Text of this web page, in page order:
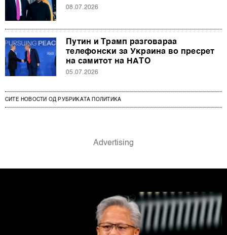
08.07.2026
Путин и Трамп разговараа
телефонски за Украина во пресрет
на самитот на НАТО
05.07.2026
СИТЕ НОВОСТИ ОД РУБРИКАТА ПОЛИТИКА